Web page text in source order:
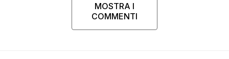
MOSTRA I
COMMENTI